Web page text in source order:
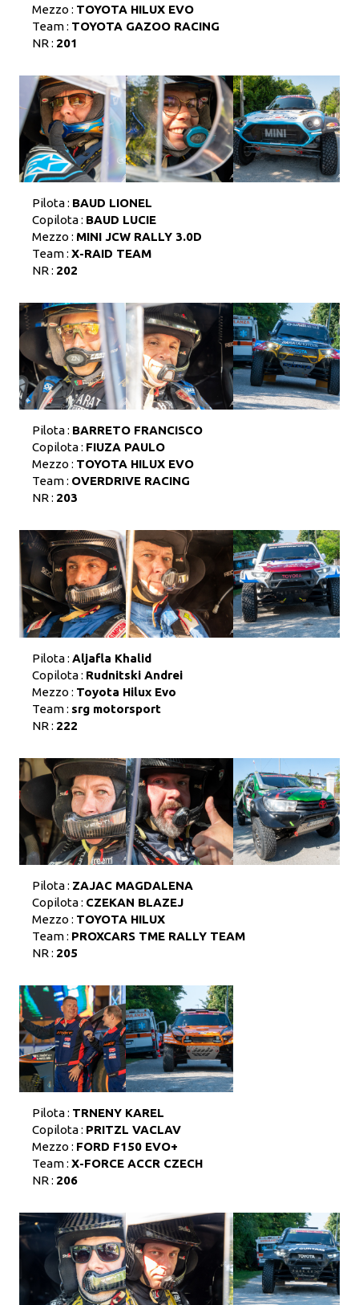
Mezzo : TOYOTA HILUX EVO
Team : TOYOTA GAZOO RACING
NR : 201
Pilota : BAUD LIONEL
Copilota : BAUD LUCIE
Mezzo : MINI JCW RALLY 3.0D
Team : X-RAID TEAM
NR : 202
Pilota : BARRETO FRANCISCO
Copilota : FIUZA PAULO
Mezzo : TOYOTA HILUX EVO
Team : OVERDRIVE RACING
NR : 203
Pilota : Aljafla Khalid
Copilota : Rudnitski Andrei
Mezzo : Toyota Hilux Evo
Team : srg motorsport
NR : 222
Pilota : ZAJAC MAGDALENA
Copilota : CZEKAN BLAZEJ
Mezzo : TOYOTA HILUX
Team : PROXCARS TME RALLY TEAM
NR : 205
Pilota : TRNENY KAREL
Copilota : PRITZL VACLAV
Mezzo : FORD F150 EVO+
Team : X-FORCE ACCR CZECH
NR : 206